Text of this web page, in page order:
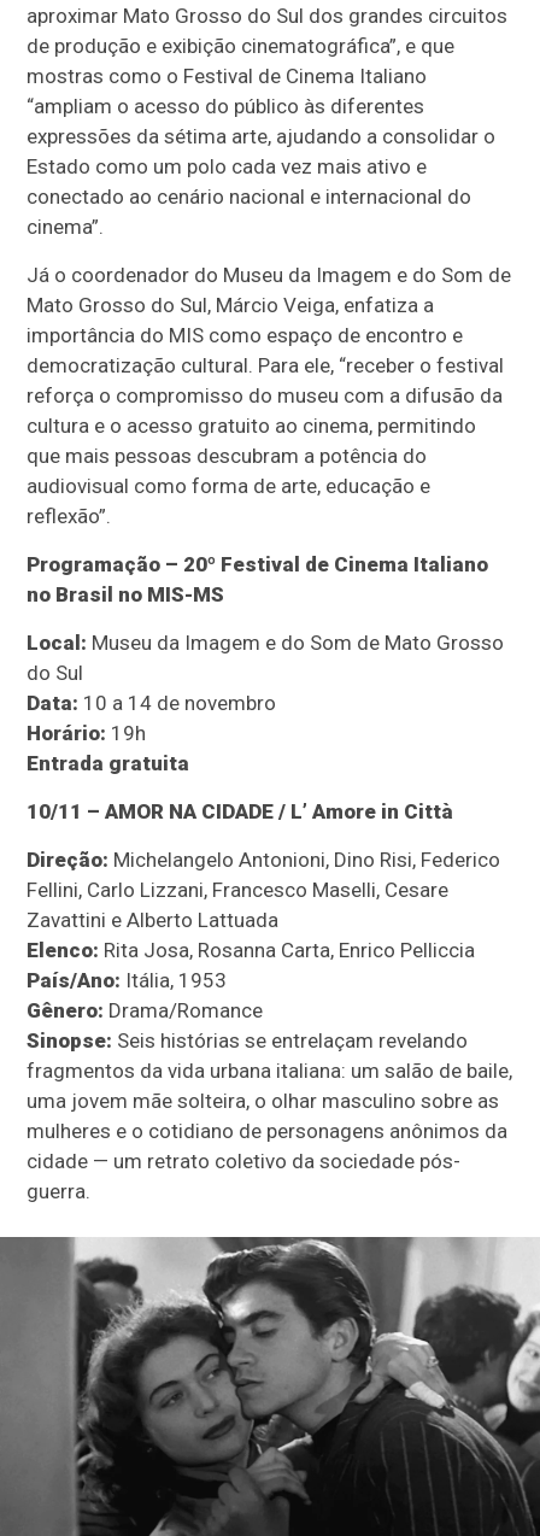
aproximar Mato Grosso do Sul dos grandes circuitos
de produção e exibição cinematográfica”, e que
mostras como o Festival de Cinema Italiano
“ampliam o acesso do público às diferentes
expressões da sétima arte, ajudando a consolidar o
Estado como um polo cada vez mais ativo e
conectado ao cenário nacional e internacional do
cinema”.
Já o coordenador do Museu da Imagem e do Som de
Mato Grosso do Sul, Márcio Veiga, enfatiza a
importância do MIS como espaço de encontro e
democratização cultural. Para ele, “receber o festival
reforça o compromisso do museu com a difusão da
cultura e o acesso gratuito ao cinema, permitindo
que mais pessoas descubram a potência do
audiovisual como forma de arte, educação e
reflexão”.
Programação – 20º Festival de Cinema Italiano
no Brasil no MIS-MS
Local: Museu da Imagem e do Som de Mato Grosso
do Sul
Data: 10 a 14 de novembro
Horário: 19h
Entrada gratuita
10/11 – AMOR NA CIDADE / L’ Amore in Città
Direção: Michelangelo Antonioni, Dino Risi, Federico
Fellini, Carlo Lizzani, Francesco Maselli, Cesare
Zavattini e Alberto Lattuada
Elenco: Rita Josa, Rosanna Carta, Enrico Pelliccia
País/Ano: Itália, 1953
Gênero: Drama/Romance
Sinopse: Seis histórias se entrelaçam revelando
fragmentos da vida urbana italiana: um salão de baile,
uma jovem mãe solteira, o olhar masculino sobre as
mulheres e o cotidiano de personagens anônimos da
cidade — um retrato coletivo da sociedade pós-
guerra.